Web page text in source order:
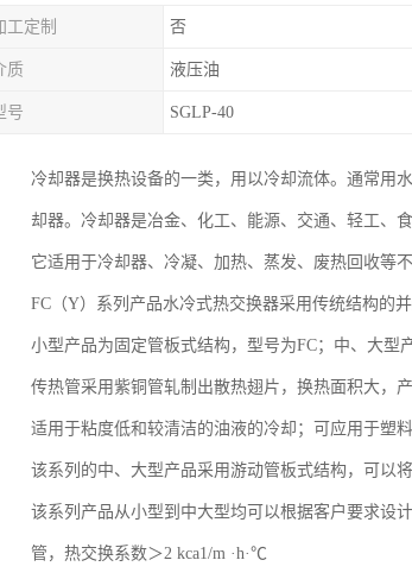
工定制 否
质 液压油
号 SGLP-40
冷却器是换热设备的一类，用以冷却流体。通常用
却器。冷却器是冶金、化工、能源、交通、轻工、
它适用于冷却器、冷凝、加热、蒸发、废热回收等
FC（Y）系列产品水冷式热交换器采用传统结构的
小型产品为固定管板式结构，型号为FC；中、大型
传热管采用紫铜管轧制出散热翅片，换热面积大，
适用于粘度低和较清洁的油液的冷却；可应用于塑
该系列的中、大型产品采用游动管板式结构，可以
该系列产品从小型到中大型均可以根据客户要求设
管，热交换系数＞2 kca1/m ·h·℃